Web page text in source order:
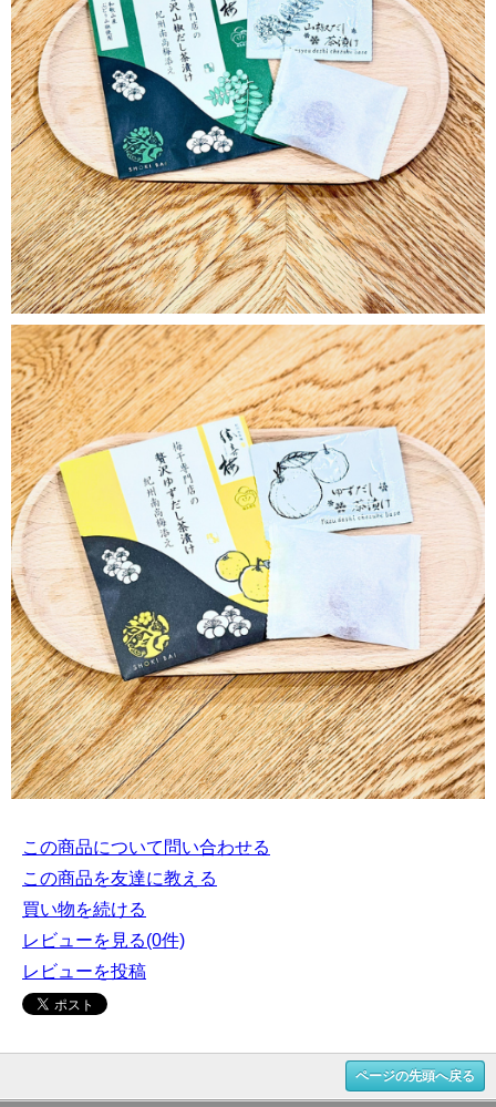
この商品について問い合わせる
この商品を友達に教える
買い物を続ける
レビューを見る(0件)
レビューを投稿
ページの先頭へ戻る